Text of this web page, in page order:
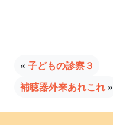
« 子どもの診察３
補聴器外来あれこれ»